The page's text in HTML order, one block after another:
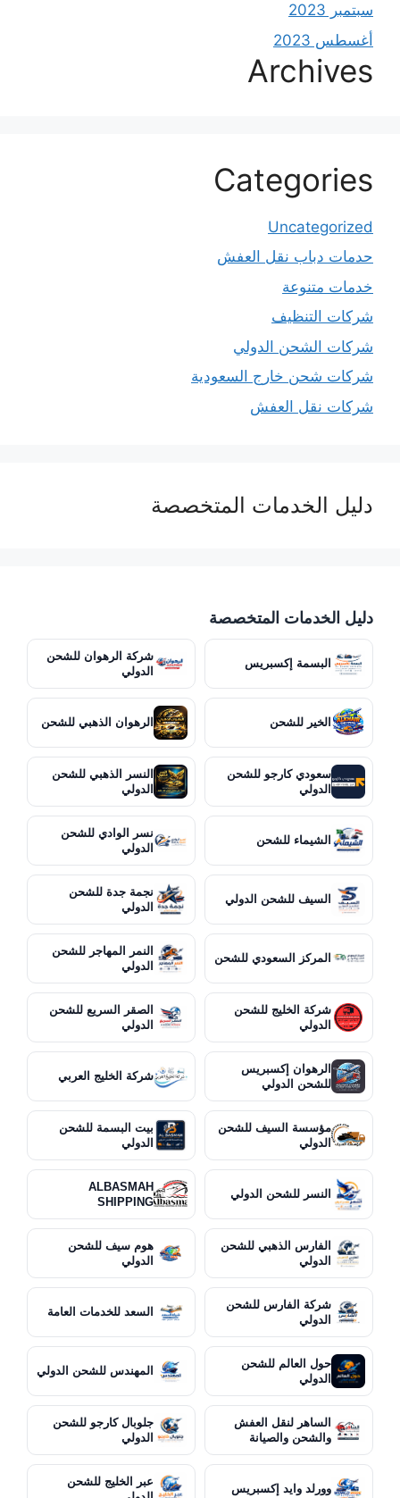
سبتمبر 2023
أغسطس 2023
Archives
Categories
Uncategorized
حدمات دباب نقل العفش
خدمات متنوعة
شركات التنظيف
شركات الشحن الدولي
شركات شحن خارج السعودية
شركات نقل العفش
دليل الخدمات المتخصصة
دليل الخدمات المتخصصة
البسمة إكسبريس
شركة الرهوان للشحن
الدولي
الخير للشحن الرهوان الذهبي للشحن
سعودي كارجو للشحن
الدولي
النسر الذهبي للشحن
الدولي
الشيماء للشحن
نسر الوادي للشحن
الدولي
السيف للشحن الدولي
نجمة جدة للشحن
الدولي
المركز السعودي للشحن
النمر المهاجر للشحن
الدولي
شركة الخليج للشحن
الدولي
الصقر السريع للشحن
الدولي
الرهوان إكسبريس
للشحن الدولي
شركة الخليج العربي
مؤسسة السيف للشحن
الدولي
بيت البسمة للشحن
الدولي
النسر للشحن الدولي
ALBASMAH
SHIPPING
الفارس الذهبي للشحن
الدولي
هوم سيف للشحن
الدولي
شركة الفارس للشحن
الدولي
السعد للخدمات العامة
حول العالم للشحن
الدولي
المهندس للشحن الدولي
الساهر لنقل العفش
والشحن والصيانة
جلوبال كارجو للشحن
الدولي
وورلد وايد إكسبريس
عبر الخليج للشحن